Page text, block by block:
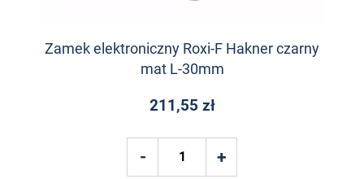
Zamek elektroniczny Roxi-F Hakner czarny
mat L-30mm
211,55 zł